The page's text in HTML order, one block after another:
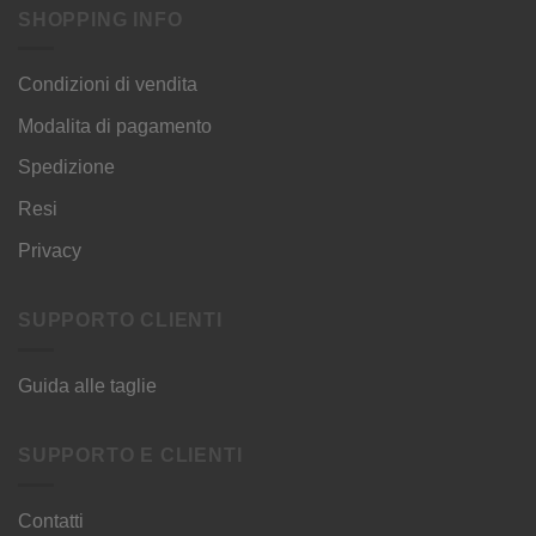
SHOPPING INFO
Condizioni di vendita
Modalita di pagamento
Spedizione
Resi
Privacy
SUPPORTO CLIENTI
Guida alle taglie
SUPPORTO E CLIENTI
Contatti